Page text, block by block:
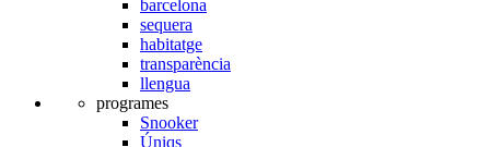
barcelona
sequera
habitatge
transparència
llengua
programes
Snooker
Úniqs